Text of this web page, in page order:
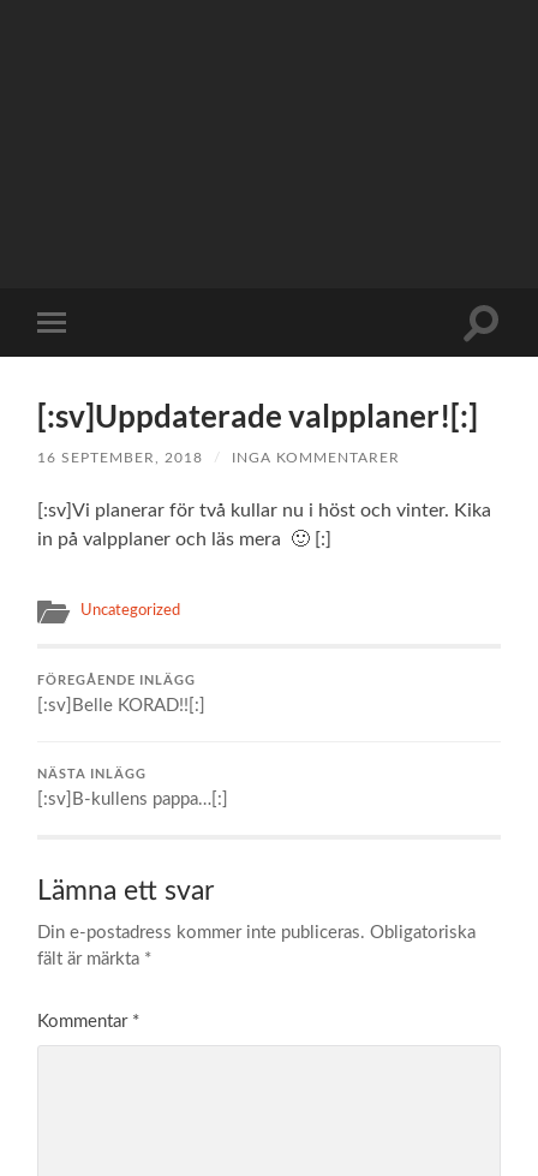
på/av
Slå
[:sv]Uppdaterade valpplaner![:]
16 SEPTEMBER, 2018 / INGA KOMMENTARER
[:sv]Vi planerar för två kullar nu i höst och vinter. Kika
in på valpplaner och läs mera 🙂 [:]
Uncategorized
FÖREGÅENDE INLÄGG
[:sv]Belle KORAD!![:]
NÄSTA INLÄGG
[:sv]B-kullens pappa…[:]
Lämna ett svar
Din e-postadress kommer inte publiceras. Obligatoriska
fält är märkta *
Kommentar *